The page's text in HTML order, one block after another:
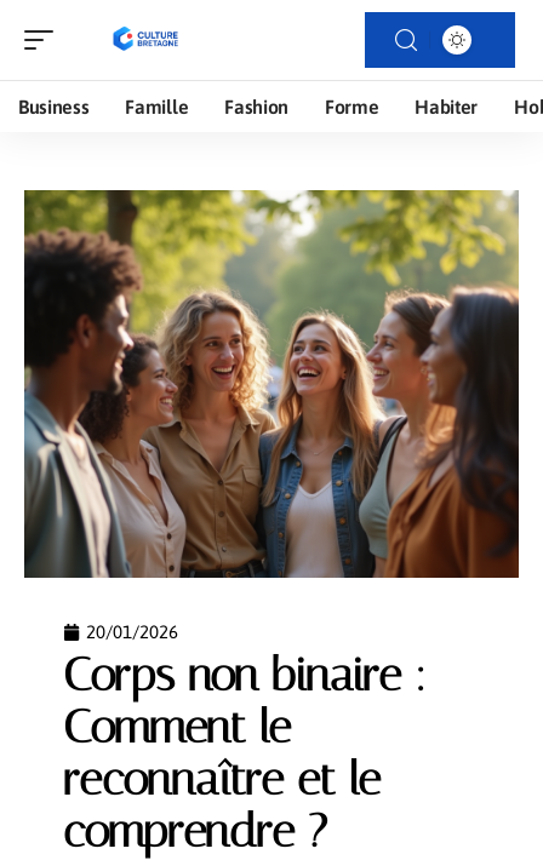
Business Famille Fashion Forme Habiter
20/01/2026
Corps non binaire :
Comment le
reconnaître et le
comprendre ?